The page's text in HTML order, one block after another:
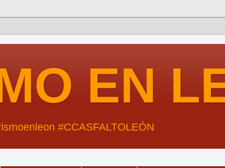
EN
#CCASFALTOLEÓN